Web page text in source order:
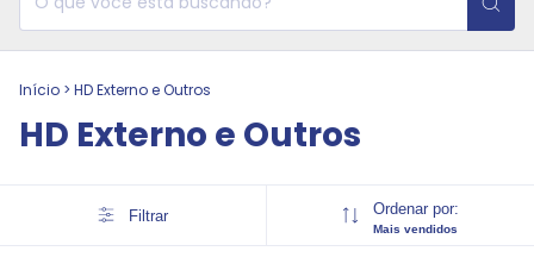
Início > HD Externo e Outros
HD Externo e Outros
Filtrar Ordenar por:
Mais vendidos